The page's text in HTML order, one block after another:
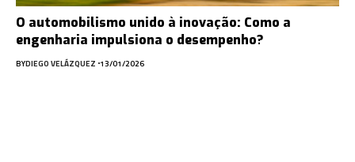
O automobilismo unido à inovação: Como a
engenharia impulsiona o desempenho?
BYDIEGO VELÁZQUEZ 13/01/2026